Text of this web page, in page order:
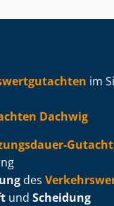
im
Dachwig
des
und Scheidung